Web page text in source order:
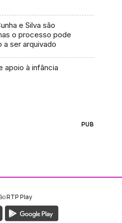
e Silva são
o processo pode
a ser arquivado
apoio à infância
PUB
RTP Play